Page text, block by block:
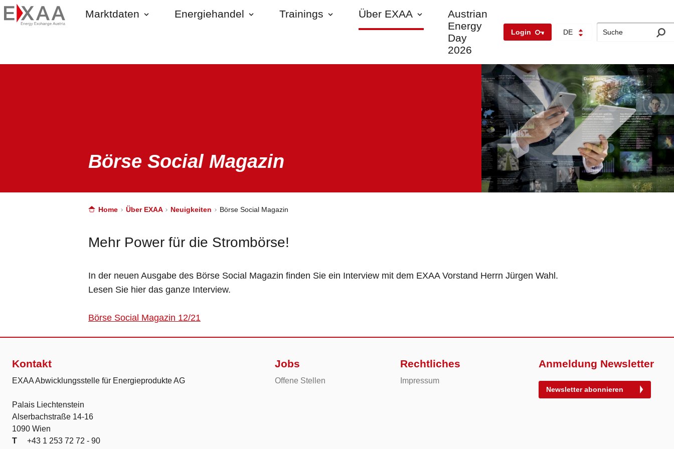
Marktdaten Energiehandel Trainings Über EXAA
Austrian
Energy
Day
2026
Login DE
Börse Social Magazin
Home Über EXAA Neuigkeiten Börse Social Magazin
Mehr Power für die Strombörse!
In der neuen Ausgabe des Börse Social Magazin finden Sie ein Interview mit dem EXAA Vorstand Herrn Jürgen Wahl.
Lesen Sie hier das ganze Interview.
Börse Social Magazin 12/21
Kontakt
EXAA Abwicklungsstelle für Energieprodukte AG
Palais Liechtenstein
Alserbachstraße 14-16
1090 Wien
T
+43 1 253 72 72 - 90
Jobs
Offene Stellen
Rechtliches
Impressum
Anmeldung Newsletter
Newsletter abonnieren